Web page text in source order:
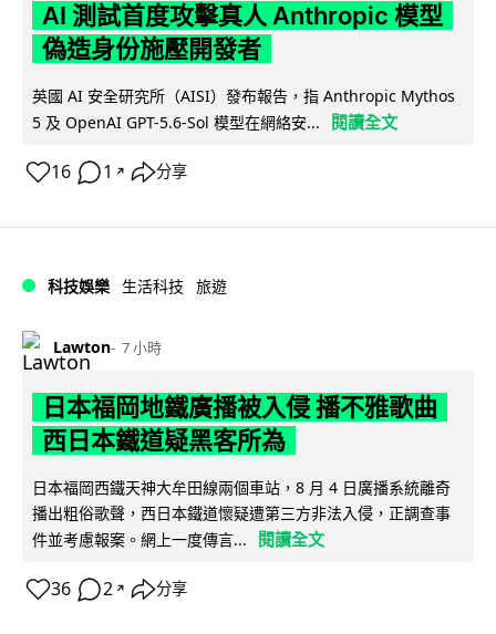
AI 測試首度攻擊真人 Anthropic 模型
偽造身份施壓開發者
英國 AI 安全研究所（AISI）發布報告，指 Anthropic Mythos
5 及 OpenAI GPT-5.6-Sol 模型在網絡安...
閱讀全文
16 1 ↗ 分享
科技娛樂 生活科技 旅遊
Lawton 7 小時
日本福岡地鐵廣播被入侵 播不雅歌曲
西日本鐵道疑黑客所為
日本福岡西鐵天神大牟田線兩個車站，8 月 4 日廣播系統離奇
播出粗俗歌聲，西日本鐵道懷疑遭第三方非法入侵，正調查事
件並考慮報案。網上一度傳言...
閱讀全文
36 2 ↗ 分享